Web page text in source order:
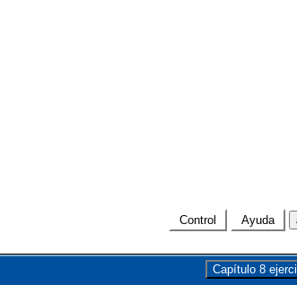
Control Ayuda
Capítulo 8